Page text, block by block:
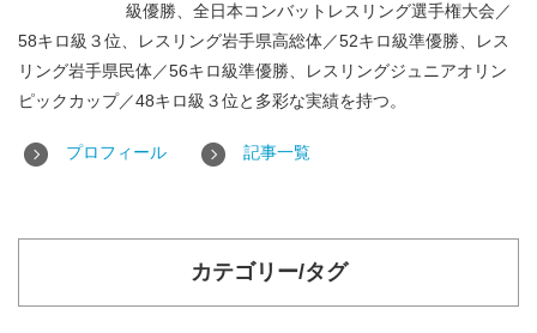
級優勝、全日本コンバットレスリング選手権大会／
58キロ級３位、レスリング岩手県高総体／52キロ級準優勝、レス
リング岩手県民体／56キロ級準優勝、レスリングジュニアオリン
ピックカップ／48キロ級３位と多彩な実績を持つ。
プロフィール 記事一覧
カテゴリー/タグ